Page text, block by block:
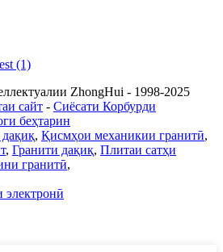
ZhongHui - 1998-2025
сайт - Сиёсати Корбурди
беҳтарин
, Қисмҳои механикии гранитӣ,
, Гранити дақиқ, Плитаи сатҳи
гранитӣ,
электронӣ